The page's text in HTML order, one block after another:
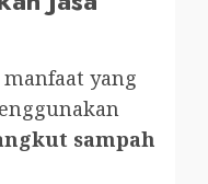
yang
sampah